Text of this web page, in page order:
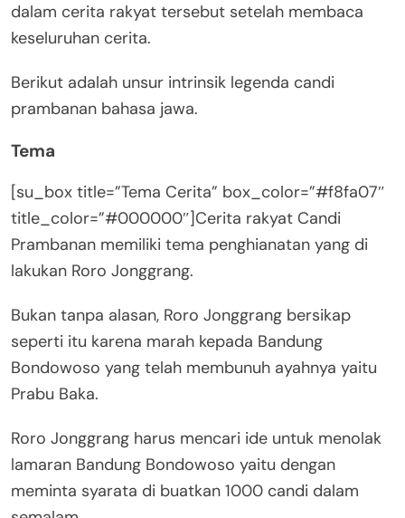
dalam cerita rakyat tersebut setelah membaca
keseluruhan cerita.
Berikut adalah unsur intrinsik legenda candi
prambanan bahasa jawa.
Tema
[su_box title=”Tema Cerita” box_color=”#f8fa07″
title_color=”#000000″]Cerita rakyat Candi
Prambanan memiliki tema penghianatan yang di
lakukan Roro Jonggrang.
Bukan tanpa alasan, Roro Jonggrang bersikap
seperti itu karena marah kepada Bandung
Bondowoso yang telah membunuh ayahnya yaitu
Prabu Baka.
Roro Jonggrang harus mencari ide untuk menolak
lamaran Bandung Bondowoso yaitu dengan
meminta syarata di buatkan 1000 candi dalam